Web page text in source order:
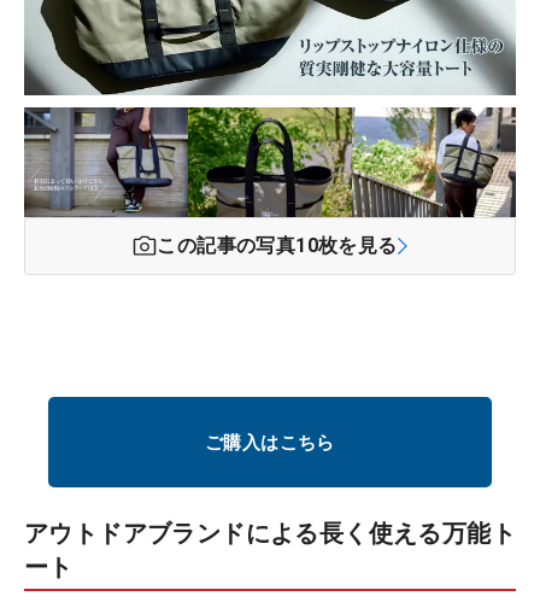
この記事の写真10枚を見る
ご購入はこちら
アウトドアブランドによる長く使える万能ト
ート